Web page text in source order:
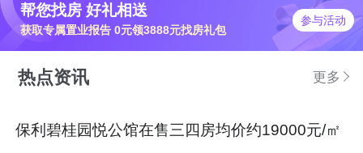
帮您找房 好礼相送
获取专属置业报告 0元领3888元找房礼包
参与活动
热点资讯 更多
保利碧桂园悦公馆在售三四房均价约19000元/㎡